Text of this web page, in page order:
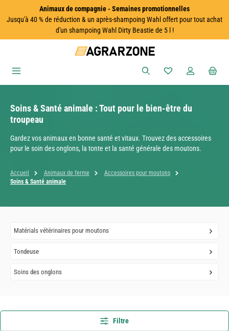
Passer au contenu principalAnimaux de compagnie - Semaines promotionnelles
Jusqu'à 40 % de réduction & un après-shampoing Wahl offert pour tout achat
d'un shampoing Wahl Dirty Beastie de 5 l !
Vous avez 0
Soins & Santé animale : Tout pour le bien-être du
troupeau
Gardez vos animaux en bonne santé et vitaux. Trouvez des accessoires
pour le soin des onglons, la tonte et la santé générale des moutons.
Accueil Animaux de ferme
Accessoires pour moutons
Soins & Santé animale
Matérials vétérinaires pour moutons
Tondeuse
Soins des onglons
Filtre